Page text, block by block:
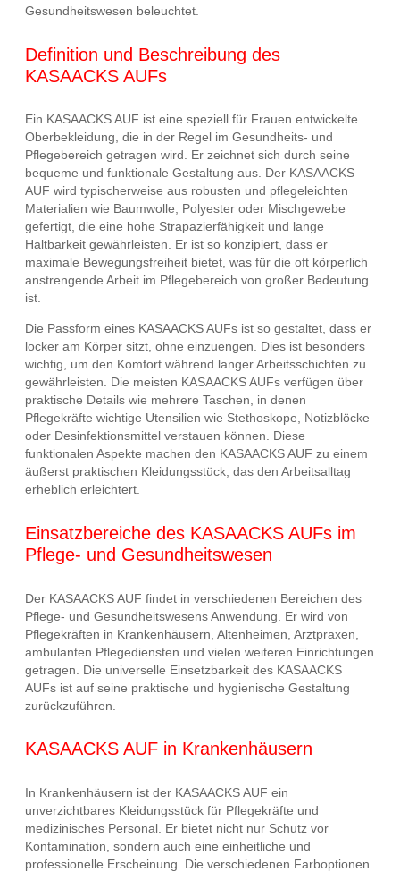
Gesundheitswesen beleuchtet.
Definition und Beschreibung des
KASAACKS AUFs
Ein KASAACKS AUF ist eine speziell für Frauen entwickelte
Oberbekleidung, die in der Regel im Gesundheits- und
Pflegebereich getragen wird. Er zeichnet sich durch seine
bequeme und funktionale Gestaltung aus. Der KASAACKS
AUF wird typischerweise aus robusten und pflegeleichten
Materialien wie Baumwolle, Polyester oder Mischgewebe
gefertigt, die eine hohe Strapazierfähigkeit und lange
Haltbarkeit gewährleisten. Er ist so konzipiert, dass er
maximale Bewegungsfreiheit bietet, was für die oft körperlich
anstrengende Arbeit im Pflegebereich von großer Bedeutung
ist.
Die Passform eines KASAACKS AUFs ist so gestaltet, dass er
locker am Körper sitzt, ohne einzuengen. Dies ist besonders
wichtig, um den Komfort während langer Arbeitsschichten zu
gewährleisten. Die meisten KASAACKS AUFs verfügen über
praktische Details wie mehrere Taschen, in denen
Pflegekräfte wichtige Utensilien wie Stethoskope, Notizblöcke
oder Desinfektionsmittel verstauen können. Diese
funktionalen Aspekte machen den KASAACKS AUF zu einem
äußerst praktischen Kleidungsstück, das den Arbeitsalltag
erheblich erleichtert.
Einsatzbereiche des KASAACKS AUFs im
Pflege- und Gesundheitswesen
Der KASAACKS AUF findet in verschiedenen Bereichen des
Pflege- und Gesundheitswesens Anwendung. Er wird von
Pflegekräften in Krankenhäusern, Altenheimen, Arztpraxen,
ambulanten Pflegediensten und vielen weiteren Einrichtungen
getragen. Die universelle Einsetzbarkeit des KASAACKS
AUFs ist auf seine praktische und hygienische Gestaltung
zurückzuführen.
KASAACKS AUF in Krankenhäusern
In Krankenhäusern ist der KASAACKS AUF ein
unverzichtbares Kleidungsstück für Pflegekräfte und
medizinisches Personal. Er bietet nicht nur Schutz vor
Kontamination, sondern auch eine einheitliche und
professionelle Erscheinung. Die verschiedenen Farboptionen